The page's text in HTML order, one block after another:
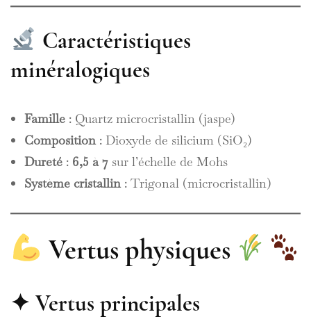
Caractéristiques
minéralogiques
Famille : Quartz microcristallin (jaspe)
Composition: Dioxyde de silicium (SiO₂)
Dureté : 6,5 à 7 sur l’échelle de Mohs
Système cristallin: Trigonal (microcristallin)
Vertus physiques
✦ Vertus principales